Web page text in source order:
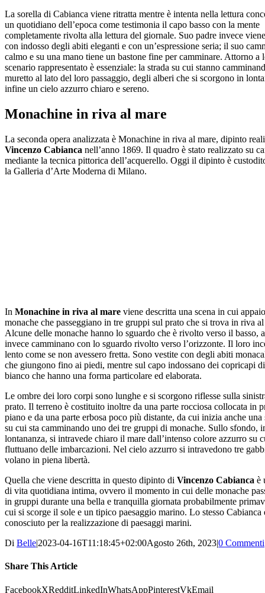
La sorella di Cabianca viene ritratta mentre è intenta nella lettura
un quotidiano dell’epoca come testimonia il capo basso con la mente
completamente rivolta alla lettura del giornale. Suo padre invece
con indosso degli abiti eleganti e con un’espressione seria; il suo
calmo e su una mano tiene un bastone fine per camminare. Attorno a
scenario rappresentato è essenziale: la strada su cui stanno
muretto al lato del loro passaggio, degli alberi che si scorgono in
infine un cielo azzurro chiaro e sereno.
Monachine in riva al mare
La seconda opera analizzata è Monachine in riva al mare, dipinto
Vincenzo Cabianca nell’anno 1869. Il quadro è stato realizzato su
mediante la tecnica pittorica dell’acquerello. Oggi il dipinto è
la Galleria d’Arte Moderna di Milano.
In Monachine in riva al mare viene descritta una scena in cui
monache che passeggiano in tre gruppi sul prato che si trova in riva
Alcune delle monache hanno lo sguardo che è rivolto verso il basso,
invece camminano con lo sguardo rivolto verso l’orizzonte. Il loro
lento come se non avessero fretta. Sono vestite con degli abiti
che giungono fino ai piedi, mentre sul capo indossano dei copricapi
bianco che hanno una forma particolare ed elaborata.
Le ombre dei loro corpi sono lunghe e si scorgono riflesse sulla
prato. Il terreno è costituito inoltre da una parte rocciosa collocata in
piano e da una parte erbosa poco più distante, da cui inizia anche una
su cui sta camminando uno dei tre gruppi di monache. Sullo sfondo,
lontananza, si intravede chiaro il mare dall’intenso colore azzurro su
fluttuano delle imbarcazioni. Nel cielo azzurro si intravedono tre
volano in piena libertà.
Quella che viene descritta in questo dipinto di Vincenzo Cabianca è
di vita quotidiana intima, ovvero il momento in cui delle monache
in gruppi durante una bella e tranquilla giornata probabilmente
cui si scorge il sole e un tipico paesaggio marino. Lo stesso Cabianca
conosciuto per la realizzazione di paesaggi marini.
Di Belle|2023-04-16T11:18:45+02:00Agosto 26th, 2023|0 Commenti
Share This Article
FacebookXRedditLinkedInWhatsAppPinterestVkEmail